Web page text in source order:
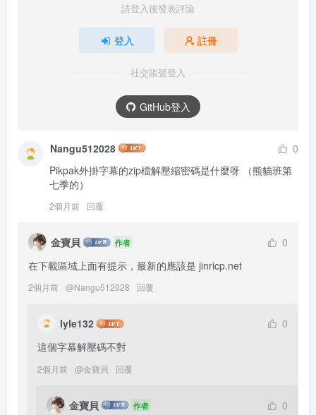
請登入後發表評論
登入 註冊
社交賬號登入
GitHub登入
Nangu512028
0
Pikpak外掛字幕的zip檔解壓縮密碼是什麼呀 （熊貓班第
七季的）
2個月前 回覆
金寶貝 作者
0
在下載區域上面有提示，最新的應該是 jinricp.net
2個月前 @Nangu512028 回覆
lyle132
0
這個字幕解壓碼不對
2個月前 @金寶貝 回覆
金寶貝 作者
0